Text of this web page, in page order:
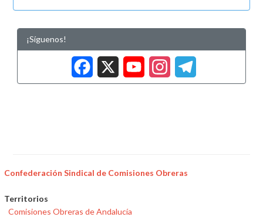
¡Síguenos!
Facebook
X
Confederación Sindical de Comisiones Obreras
Territorios
Comisiones Obreras de Andalucía